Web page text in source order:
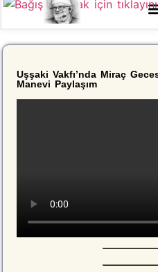
Uşşaki Vakfı’nda Miraç
Manevi Paylaşım